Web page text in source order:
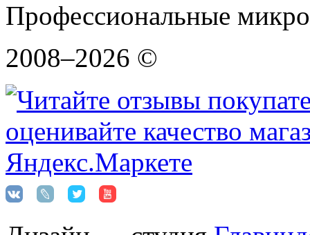
Профессиональные
2008–2026 ©